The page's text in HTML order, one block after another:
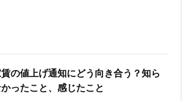
の値上げ通知にどう向き合う？知ら
ったこと、感じたこと